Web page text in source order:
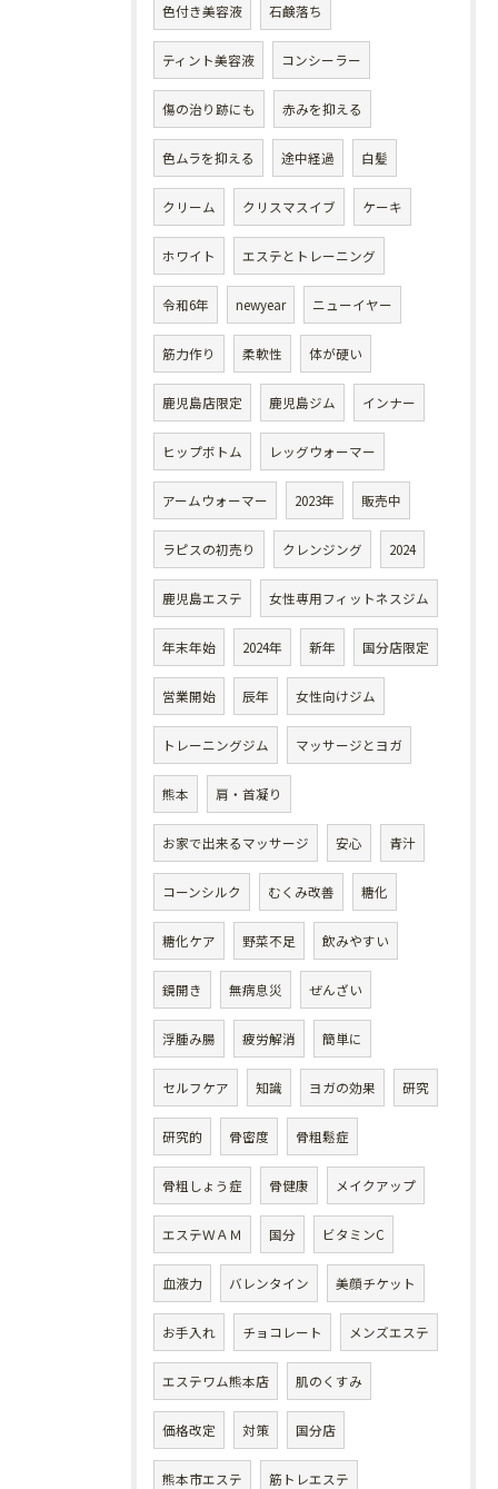
色付き美容液 石鹸落ち
ティント美容液 コンシーラー
傷の治り跡にも 赤みを抑える
色ムラを抑える 途中経過 白髪
クリーム クリスマスイブ ケーキ
ホワイト エステとトレーニング
令和6年 newyear ニューイヤー
筋力作り 柔軟性 体が硬い
鹿児島店限定 鹿児島ジム インナー
ヒップボトム レッグウォーマー
アームウォーマー 2023年 販売中
ラピスの初売り クレンジング 2024
鹿児島エステ 女性専用フィットネスジム
年末年始 2024年 新年 国分店限定
営業開始 辰年 女性向けジム
トレーニングジム マッサージとヨガ
熊本 肩・首凝り
お家で出来るマッサージ 安心 青汁
コーンシルク むくみ改善 糖化
糖化ケア 野菜不足 飲みやすい
鏡開き 無病息災 ぜんざい
浮腫み腸 疲労解消 簡単に
セルフケア 知識 ヨガの効果 研究
研究的 骨密度 骨粗鬆症
骨粗しょう症 骨健康 メイクアップ
エステＷＡＭ 国分 ビタミンC
血液力 バレンタイン 美顔チケット
お手入れ チョコレート メンズエステ
エステワム熊本店 肌のくすみ
価格改定 対策 国分店
熊本市エステ 筋トレエステ